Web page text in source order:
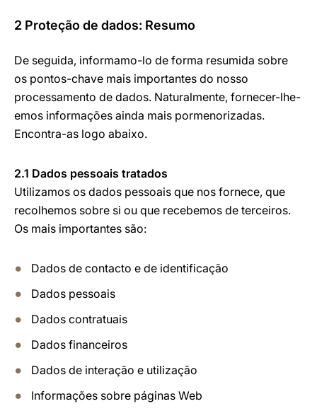
2 Proteção de dados: Resumo
De seguida, informamo-lo de forma resumida sobre
os pontos-chave mais importantes do nosso
processamento de dados. Naturalmente, fornecer-lhe-
emos informações ainda mais pormenorizadas.
Encontra-as logo abaixo.
2.1 Dados pessoais tratados
Utilizamos os dados pessoais que nos fornece, que
recolhemos sobre si ou que recebemos de terceiros.
Os mais importantes são:
Dados de contacto e de identificação
Dados pessoais
Dados contratuais
Dados financeiros
Dados de interação e utilização
Informações sobre páginas Web